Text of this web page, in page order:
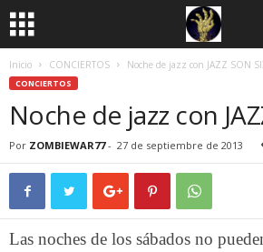
Inicio CONCIERTOS Noche de jazz con JAZZ SON
CONCIERTOS
Noche de jazz con
Por ZOMBIEWAR77- 27 de septiembre de 2013
Las noches de los sábados no